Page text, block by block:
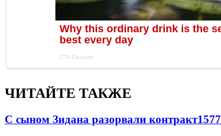
ЧИТАЙТЕ ТАКЖЕ
С сыном Зидана разорвали контракт1577